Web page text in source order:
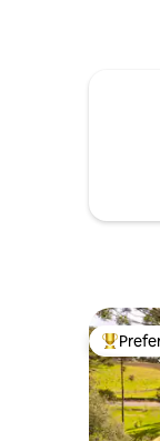
Refúgio
outros
Entre